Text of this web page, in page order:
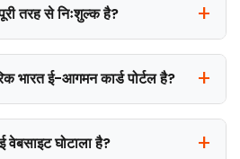
तरह से निःशुल्क है?
भारत ई-आगमन कार्ड पोर्टल है?
घोटाला है?